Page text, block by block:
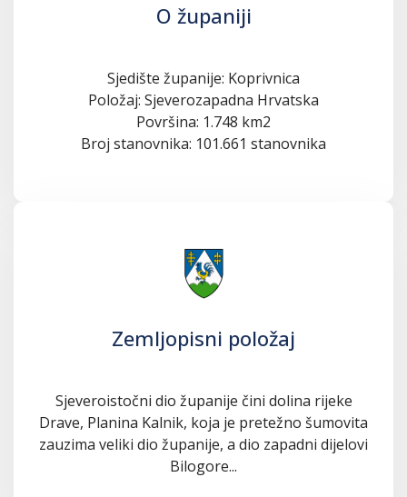
O županiji
Sjedište županije: Koprivnica
Položaj: Sjeverozapadna Hrvatska
Površina: 1.748 km2
Broj stanovnika: 101.661 stanovnika
Zemljopisni položaj
Sjeveroistočni dio županije čini dolina rijeke
Drave, Planina Kalnik, koja je pretežno šumovita
zauzima veliki dio županije, a dio zapadni dijelovi
Bilogore...